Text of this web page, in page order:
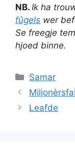
NB. Ik ha
fûgels wer
Se freegje
hjoed binne.
Categories
Samar
Leafde